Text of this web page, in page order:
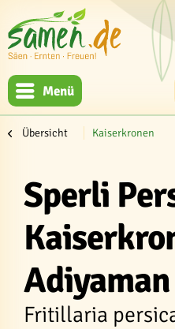
Menü
Übersicht Kaiserkronen
Sperli
Adiyaman
Fritillaria